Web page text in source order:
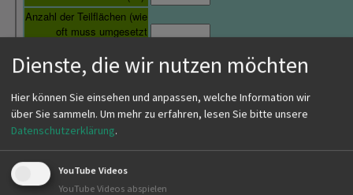
Dienste, die wir nutzen möchten
Hier können Sie einsehen und anpassen, welche Information wir
über Sie sammeln. Um mehr zu erfahren, lesen Sie bitte unsere
Datenschutzerklärung.
YouTube Videos
YouTube Videos abspielen